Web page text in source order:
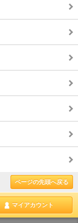
ページの先頭へ戻る
マイアカウント